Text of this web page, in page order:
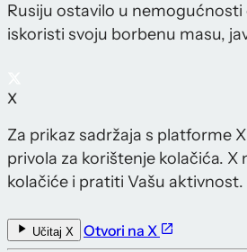
Rusiju ostavilo u
iskoristi svoju borbenu masu,
X
Za prikaz sadržaja s platforme
privola za korištenje kolačića. X
kolačiće i pratiti Vašu aktivnost.
Učitaj X
Otvori na X